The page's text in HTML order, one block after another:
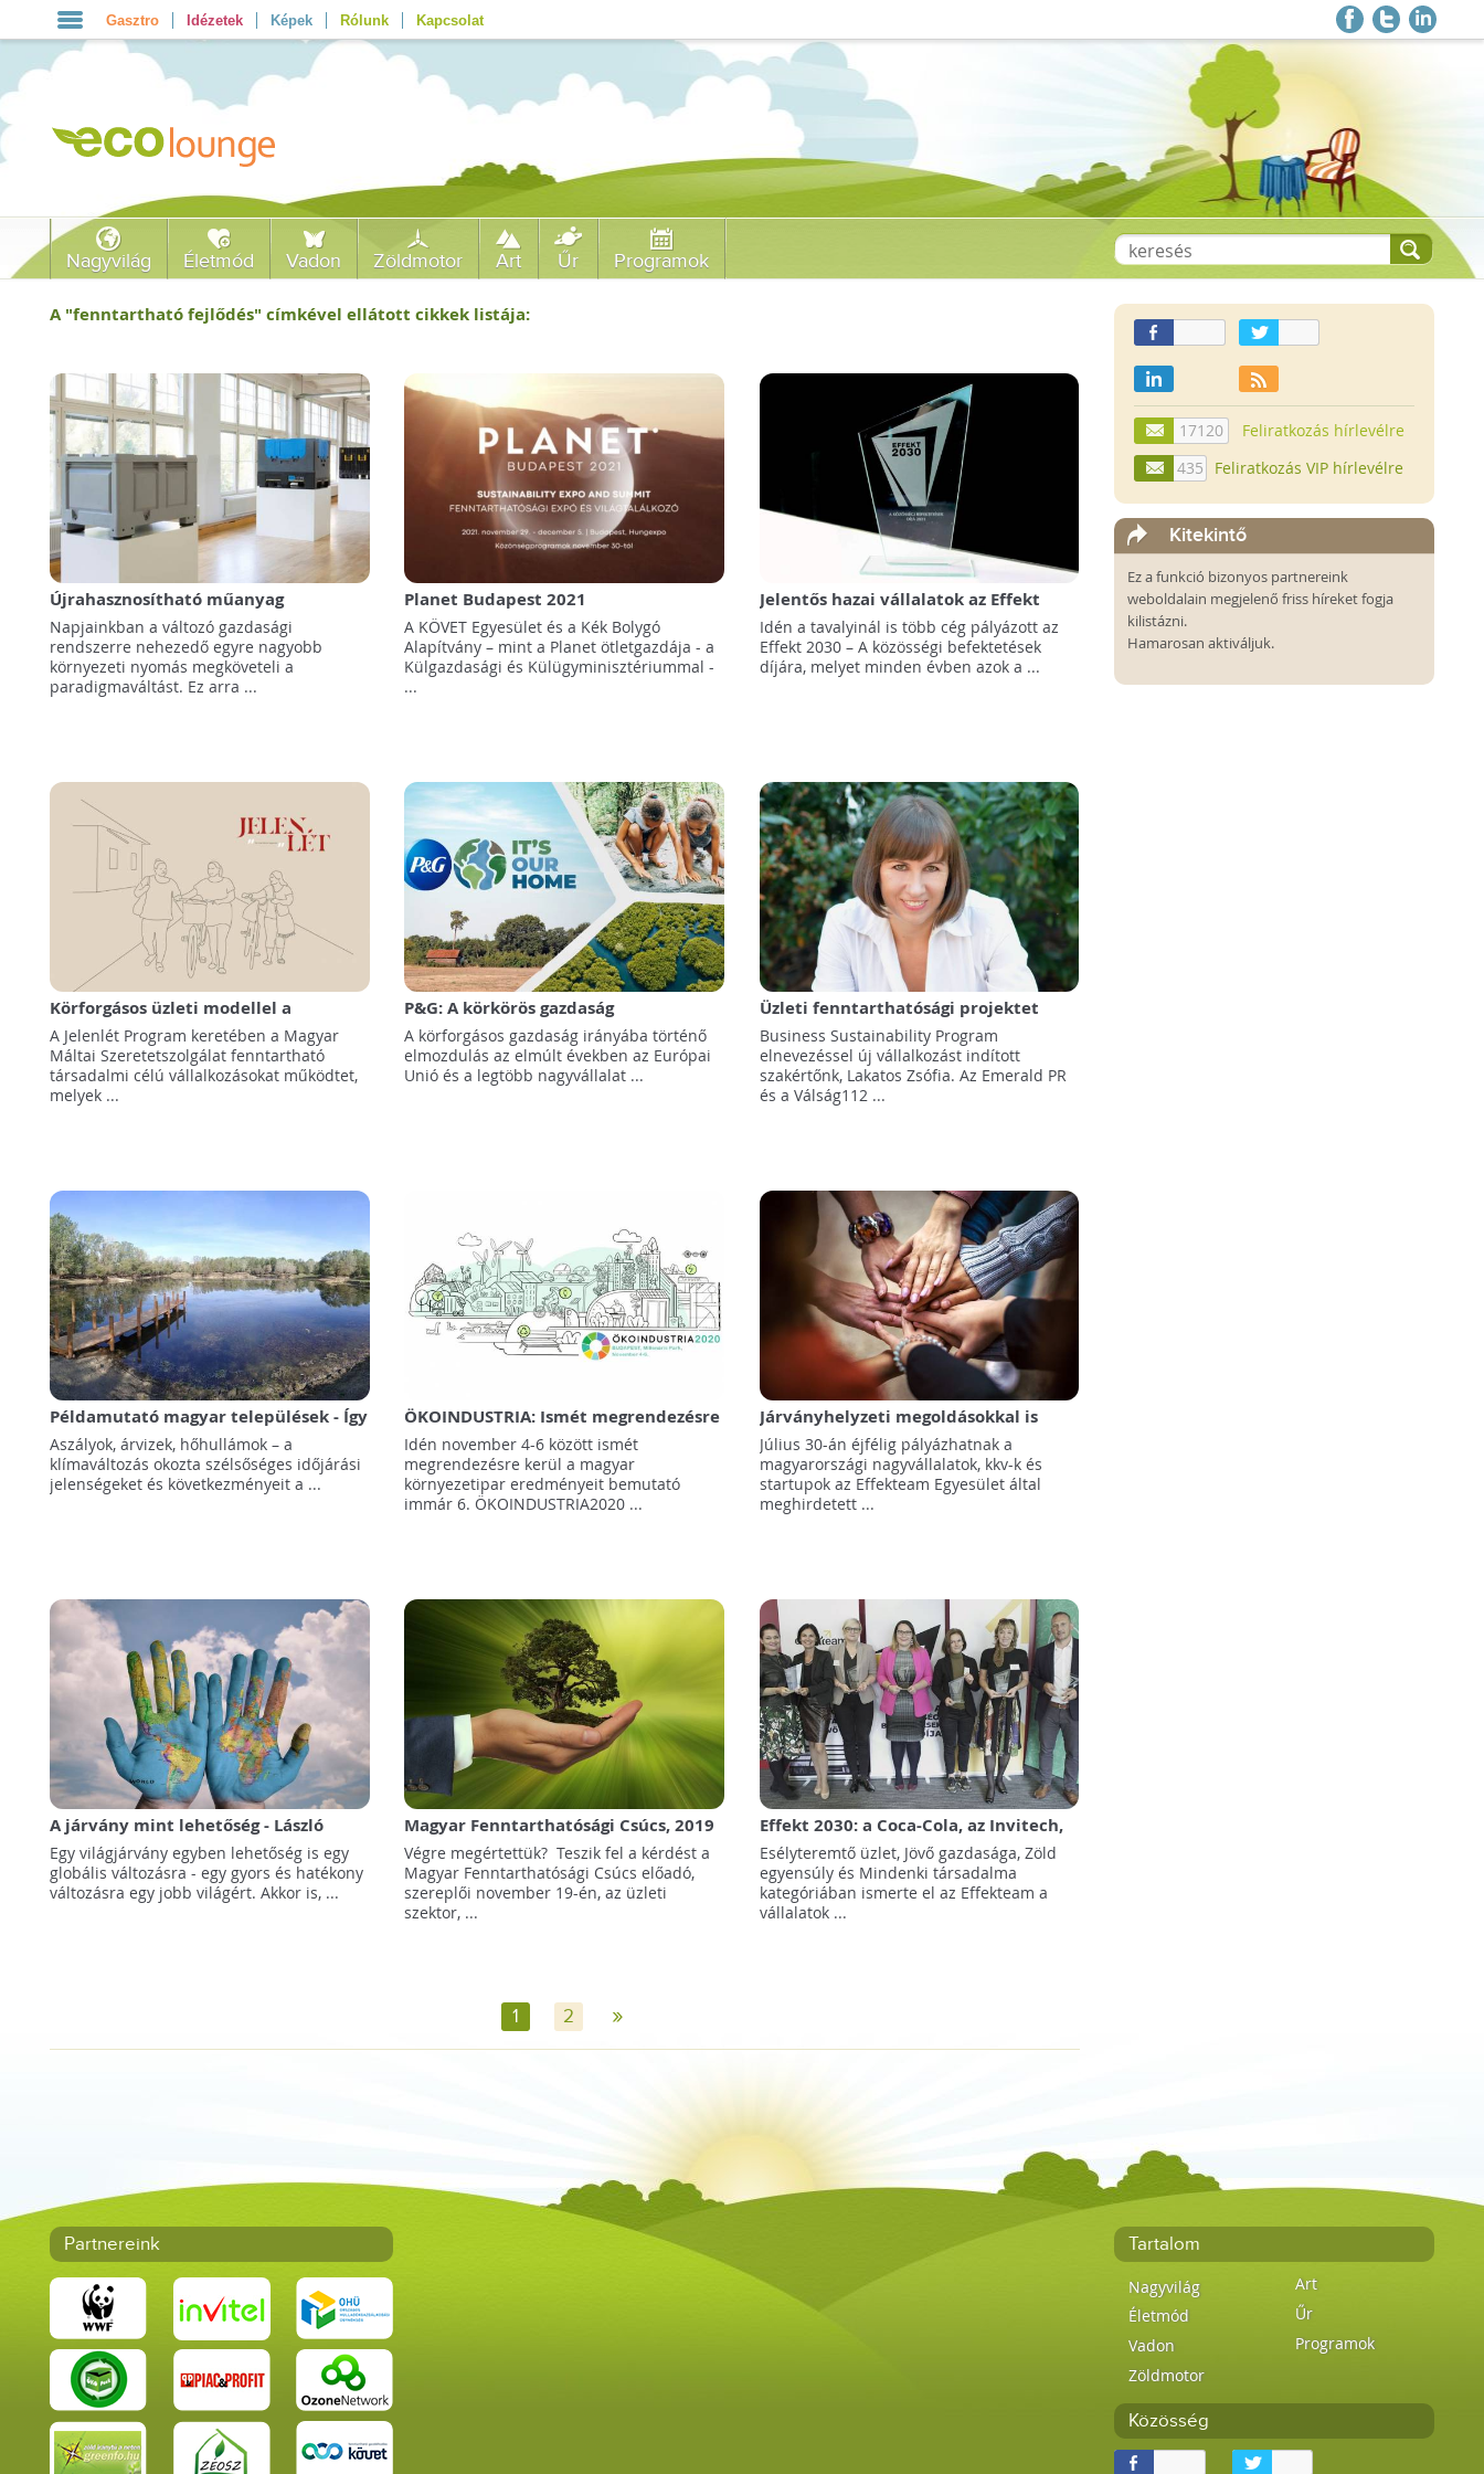
Gasztro Idézetek Képek Rólunk Kapcsolat
Nagyvilág Életmód Vadon Zöldmotor Art Űr Programok
A "fenntartható fejlődés" címkével ellátott cikkek listája:
Újrahasznosítható műanyag
csomagolással a fenntartható ellátási
láncért!
Napjainkban a változó gazdasági
rendszerre nehezedő egyre nagyobb
környezeti nyomás megköveteli a
paradigmaváltást. Ez arra ...
Planet Budapest 2021
Fenntarthatósági Expó és
Világtalálkozó
A KÖVET Egyesület és a Kék Bolygó
Alapítvány – mint a Planet ötletgazdája - a
Külgazdasági és Külügyminisztériummal -
...
Jelentős hazai vállalatok az Effekt
2030 díj idei nyertesei között
Idén a tavalyinál is több cég pályázott az
Effekt 2030 – A közösségi befektetések
díjára, melyet minden évben azok a ...
Körforgásos üzleti modellel a
rászorulókért: bemutatkozik a Magyar
Máltai Szeretetszolgálat Jelenlét
Programja
A Jelenlét Program keretében a Magyar
Máltai Szeretetszolgálat fenntartható
társadalmi célú vállalkozásokat működtet,
melyek ...
P&G: A körkörös gazdaság
megteremtése az egyetlen út
A körforgásos gazdaság irányába történő
elmozdulás az elmúlt években az Európai
Unió és a legtöbb nagyvállalat ...
Üzleti fenntarthatósági projektet
indított Lakatos Zsófia
Business Sustainability Program
elnevezéssel új vállalkozást indított
szakértőnk, Lakatos Zsófia. Az Emerald PR
és a Válság112 ...
Példamutató magyar települések - Így
harcolnak a klímaváltozással
Aszályok, árvizek, hőhullámok – a
klímaváltozás okozta szélsőséges időjárási
jelenségeket és következményeit a ...
ÖKOINDUSTRIA: Ismét megrendezésre
kerül Közép-és Kelet Európa egyik
legjelentősebb környezetipari
eseménye!
Idén november 4-6 között ismét
megrendezésre kerül a magyar
környezetipar eredményeit bemutató
immár 6. ÖKOINDUSTRIA2020 ...
Járványhelyzeti megoldásokkal is
pályázhatnak idén a vállalatok az
Effekt 2030 Díjra
Július 30-án éjfélig pályázhatnak a
magyarországi nagyvállalatok, kkv-k és
startupok az Effekteam Egyesület által
meghirdetett ...
A járvány mint lehetőség - László
Ervin professzor üzenete
Egy világjárvány egyben lehetőség is egy
globális változásra - egy gyors és hatékony
változásra egy jobb világért. Akkor is, ...
Magyar Fenntarthatósági Csúcs, 2019
- A felelősen gondolkodó és cselekvő
emberek éves találkozója
Végre megértettük? Teszik fel a kérdést a
Magyar Fenntarthatósági Csúcs előadó,
szereplői november 19-én, az üzleti
szektor, ...
Effekt 2030: a Coca-Cola, az Invitech,
az E.ON és a Tesco az idei díjazottak
között
Esélyteremtő üzlet, Jövő gazdasága, Zöld
egyensúly és Mindenki társadalma
kategóriában ismerte el az Effekteam a
vállalatok ...
1 2 »
17120
Feliratkozás hírlevélre
435
Feliratkozás VIP hírlevélre
Kitekintő
Ez a funkció bizonyos partnereink
weboldalain megjelenő friss híreket fogja
kilistázni.
Hamarosan aktiváljuk.
Partnereink Tartalom
Nagyvilág
Életmód
Vadon
Zöldmotor
Art
Űr
Programok
Közösség